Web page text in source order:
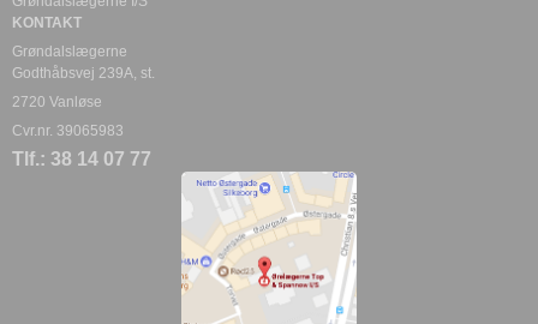
KONTAKT
Grøndalslægerne
Godthåbsvej 239A, st.
2720 Vanløse
Cvr.nr. 39065983
Tlf.: 38 14 07 77